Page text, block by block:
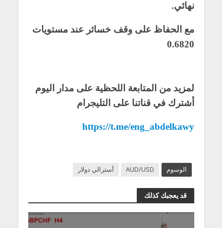
نهائي.
مع الحفاظ على وقف خسائر عند مستويات
0.6820
لمزيد من المتابعة اللحظية على مدار اليوم
أشترك في قناتنا على التليجرام
https://t.me/eng_abdelkawy
الوسوم AUD/USD أسترالي دولار
قد يعجبك كذلك